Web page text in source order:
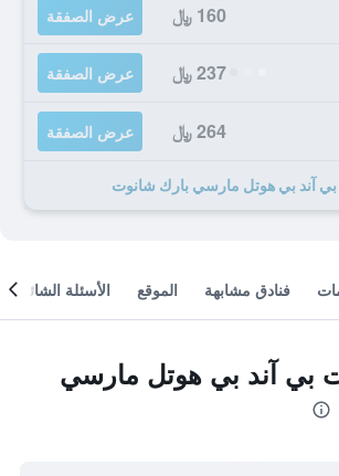
160 ﷼ عرض الصفقة
237 ﷼ عرض الصفقة
264 ﷼ عرض الصفقة
فنادق مشابهة الموقع الأسئلة الشائعة
بي آند بي هوتل مارسي